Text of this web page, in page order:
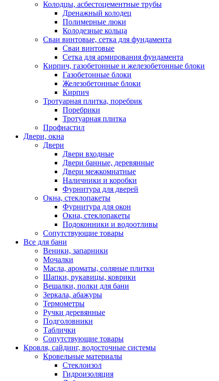
Колодцы, асбестоцементные трубы
Дренажный колодец
Полимерные люки
Колодезные кольца
Сваи винтовые, сетка для фундамента
Сваи винтовые
Сетка для армирования фундамента
Кирпич, газобетонные и железобетонные блоки
Газобетонные блоки
Железобетонные блоки
Кирпич
Тротуарная плитка, поребрик
Поребрики
Тротуарная плитка
Профнастил
Двери, окна
Двери
Двери входные
Двери банные, деревянные
Двери межкомнатные
Наличники и коробки
Фурнитура для дверей
Окна, стеклопакеты
Фурнитура для окон
Окна, стеклопакеты
Подоконники и водоотливы
Сопутствующие товары
Все для бани
Веники, запарники
Мочалки
Масла, ароматы, соляные плитки
Шапки, рукавицы, коврики
Вешалки, полки для бани
Зеркала, абажуры
Термометры
Ручки деревянные
Подголовники
Таблички
Сопутствующие товары
Кровля, сайдинг, водосточные системы
Кровельные материалы
Стеклоизол
Гидроизоляция